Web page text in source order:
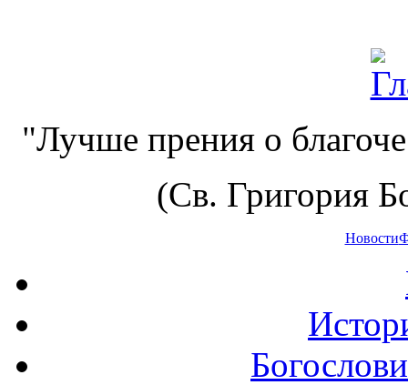
"Лучше прения о
(Св. Григория
Новости